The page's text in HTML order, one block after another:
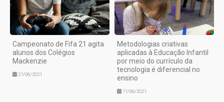
Campeonato de Fifa 21 agita
alunos dos Colégios
Mackenzie
21/06/2021
Metodologias criativas
aplicadas à Educação Infantil
por meio do currículo da
tecnologia é diferencial no
ensino
11/06/2021